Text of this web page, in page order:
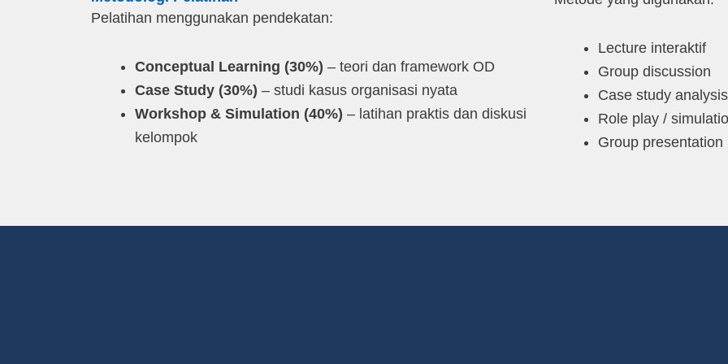
Pelatihan menggunakan pendekatan:
Conceptual Learning (30%) – teori dan framework OD
Case Study (30%) – studi kasus organisasi nyata
Workshop & Simulation (40%) – latihan praktis dan diskusi
kelompok
Lecture interaktif
Group discussion
Case study analysis
Role play /
Group presentation